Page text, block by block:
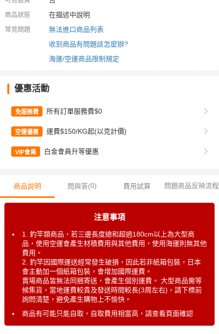
商品狀態 在描述中說明
常見問題
無法進口商品列表
收到商品有問題該怎麼辦?
海運/空運商品限制規定
優惠活動
免服務費 所有訂單服務費$0
空運優惠 運費$150/KG起(以克計價)
VIP會員 白金會員升等優惠
商品說明 問與答(0) 費用試算 問題商品反映流程
注意事項
1. 釣竿類商品，若三邊長度總和超過180cm以上為大型商
品，使用空運會產生材積費用與其他費用，使用海運則無其他
費用。
2. 釣竿因國際運送經常發生破損，因此若非紙箱包裝，日本
會主動加一個紙箱包裝，會增加國際運費。
賣場商品皆無法同捆寄送，會產生個別運費。 大型商品需等
候集貨，當地運費較貴及發送時間較長(3周左右)，請下標前
詢問清楚，避免產生購物上不愉快。
商品有可能只能自取，自取費用相當高，請查看頁面確認